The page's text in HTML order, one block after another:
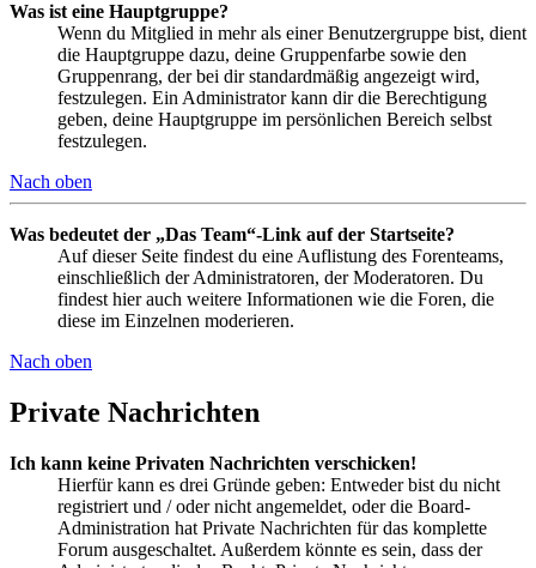
Was ist eine Hauptgruppe?
Wenn du Mitglied in mehr als einer Benutzergruppe bist, dient
die Hauptgruppe dazu, deine Gruppenfarbe sowie den
Gruppenrang, der bei dir standardmäßig angezeigt wird,
festzulegen. Ein Administrator kann dir die Berechtigung
geben, deine Hauptgruppe im persönlichen Bereich selbst
festzulegen.
Nach oben
Was bedeutet der „Das Team“-Link auf der Startseite?
Auf dieser Seite findest du eine Auflistung des Forenteams,
einschließlich der Administratoren, der Moderatoren. Du
findest hier auch weitere Informationen wie die Foren, die
diese im Einzelnen moderieren.
Nach oben
Private Nachrichten
Ich kann keine Privaten Nachrichten verschicken!
Hierfür kann es drei Gründe geben: Entweder bist du nicht
registriert und / oder nicht angemeldet, oder die Board-
Administration hat Private Nachrichten für das komplette
Forum ausgeschaltet. Außerdem könnte es sein, dass der